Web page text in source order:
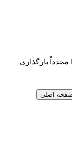
بارگذاری
اصلی